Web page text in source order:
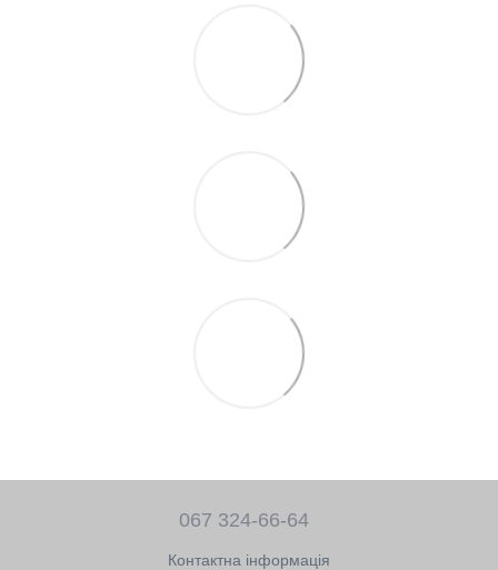
067 324-66-64
Контактна інформація